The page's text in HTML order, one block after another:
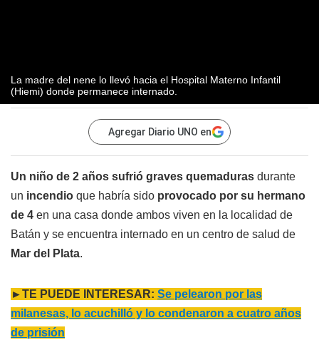
La madre del nene lo llevó hacia el Hospital Materno Infantil
(Hiemi) donde permanece internado.
Agregar Diario UNO en
Un niño de 2 años sufrió graves quemaduras durante
un incendio que habría sido provocado por su hermano
de 4 en una casa donde ambos viven en la localidad de
Batán y se encuentra internado en un centro de salud de
Mar del Plata.
►TE PUEDE INTERESAR: Se pelearon por las
milanesas, lo acuchilló y lo condenaron a cuatro años
de prisión